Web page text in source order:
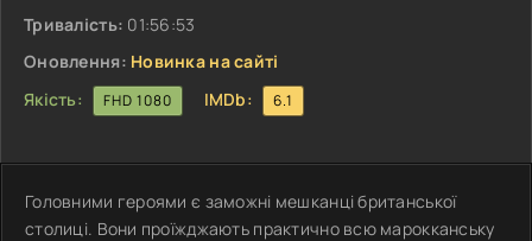
Тривалість: 01:56:53
Оновлення: Новинка на сайті
Якість:
FHD 1080 IMDb: 6.1
Головними героями є заможні мешканці британської
столиці. Вони проїжджають практично всю марокканську